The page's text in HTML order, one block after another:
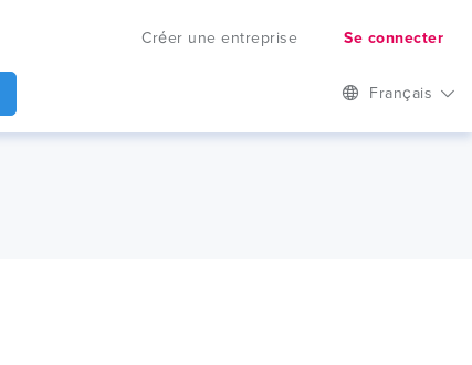
Créer une entreprise Se connecter
Français